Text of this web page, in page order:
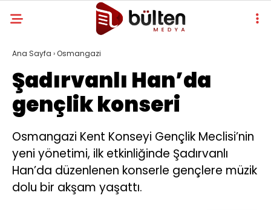
Ana Sayfa ›Osmangazi
Şadırvanlı Han’da
gençlik konseri
Osmangazi Kent Konseyi Gençlik Meclisi’nin
yeni yönetimi, ilk etkinliğinde Şadırvanlı
Han’da düzenlenen konserle gençlere müzik
dolu bir akşam yaşattı.